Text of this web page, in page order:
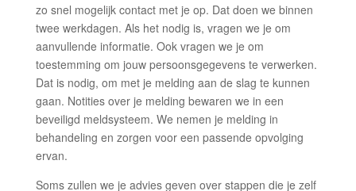
zo snel mogelijk contact met je op. Dat doen we binnen
twee werkdagen. Als het nodig is, vragen we je om
aanvullende informatie. Ook vragen we je om
toestemming om jouw persoonsgegevens te verwerken.
Dat is nodig, om met je melding aan de slag te kunnen
gaan. Notities over je melding bewaren we in een
beveiligd meldsysteem. We nemen je melding in
behandeling en zorgen voor een passende opvolging
ervan.
Soms zullen we je advies geven over stappen die je zelf